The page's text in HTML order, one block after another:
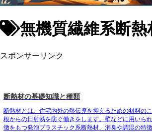
無機質繊維系断熱
スポンサーリンク
断熱材の基礎知識と種類
断熱材とは、住宅内外の熱伝導を抑えるための材料のこ
根からの日射熱を防ぐ働きをします。 壁などに用いら
徴をもつ発泡プラスチック系断熱材、消臭や調湿の特